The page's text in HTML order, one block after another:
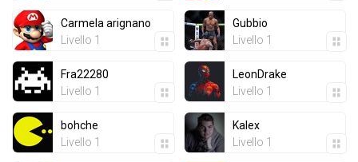
Carmela arignano
Livello 1
Gubbio
Livello 1
Fra22280
Livello 1
LeonDrake
Livello 1
bohche
Livello 1
Kalex
Livello 1